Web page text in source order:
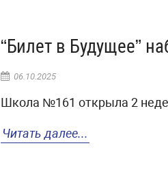
“Билет в Будущее”
06.10.2025
Школа №161 открыла 2
Читать далее...